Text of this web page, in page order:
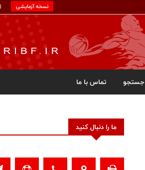
نسخه آزمایشی
جستجو تماس با ما
ما را دنبال کنید